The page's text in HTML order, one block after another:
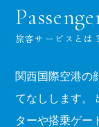
Passenge
旅客サービスとは？
関西国際空港の
てなしします。
ターや搭乗ゲー